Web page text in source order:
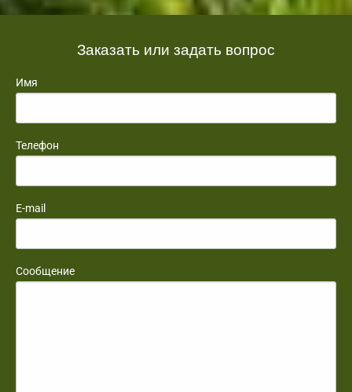
Заказать или задать вопрос
Имя
Телефон
E-mail
Сообщение